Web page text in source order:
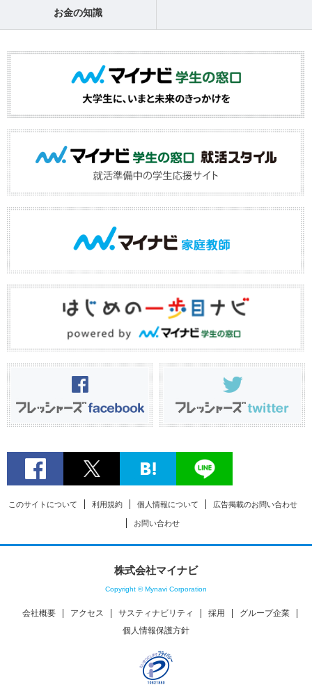
お金の知識
このサイトについて 利用規約 個人情報について 広告掲載のお問い合わせ
お問い合わせ
株式会社マイナビ
Copyright © Mynavi Corporation
会社概要 アクセス サスティナビリティ 採用
グループ企業
個人情報保護方針